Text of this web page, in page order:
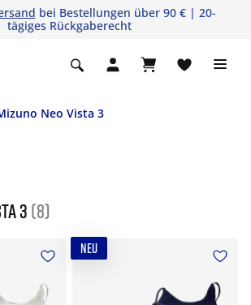
bei Bestellungen über 90 € | 20-
tägiges Rückgaberecht
Neo Vista 3
3 (8)
NEU